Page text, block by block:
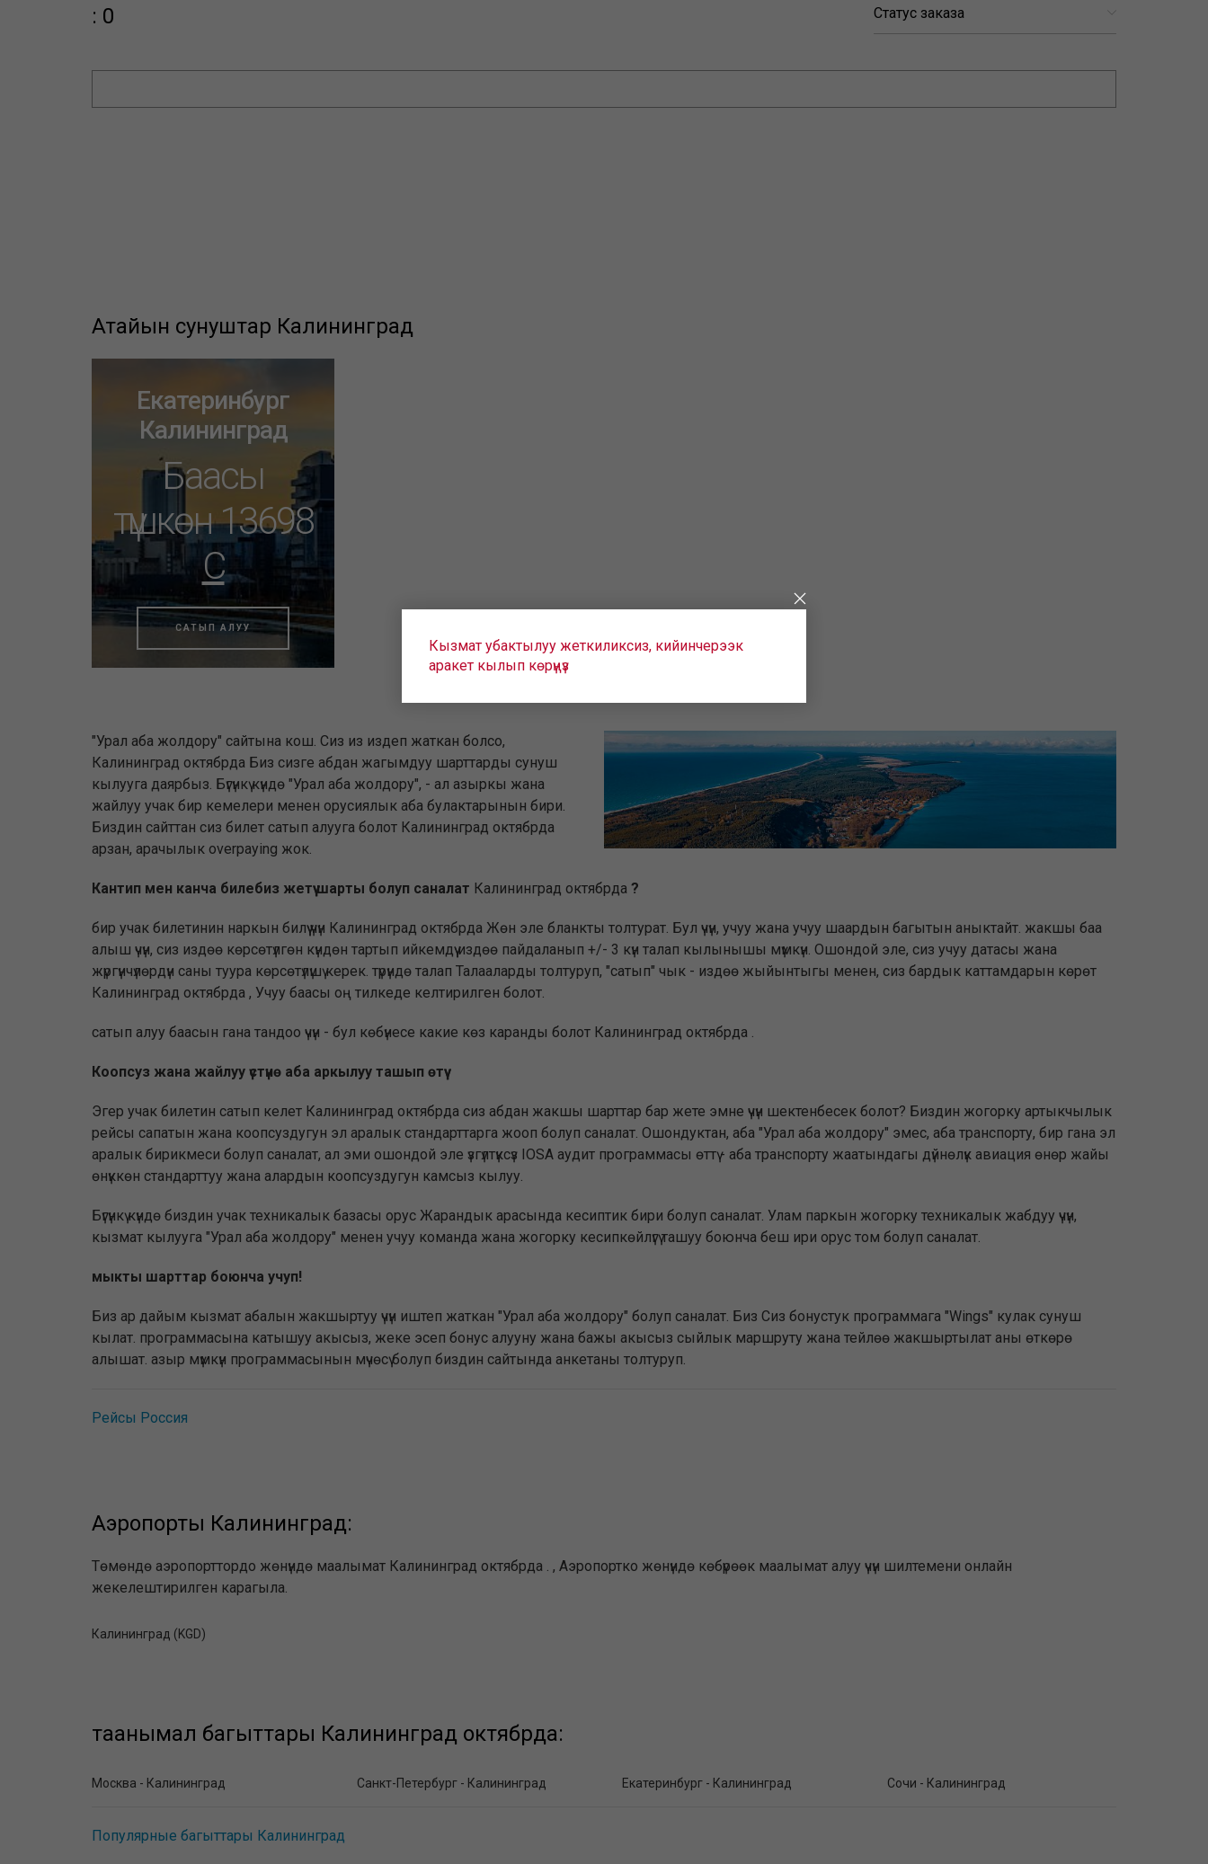
: 0
Атайын сунуштар Калининград
Екатеринбург
Калининград
Баасы
түшкөн 13698
C
САТЫП АЛУУ
"Урал аба жолдору" сайтына кош. Сиз из издеп жаткан болсо,
Калининград октябрда Биз сизге абдан жагымдуу шарттарды сунуш
кылууга даярбыз. Бүгүнкү күндө "Урал аба жолдору", - ал азыркы жана
жайлуу учак бир кемелери менен орусиялык аба булактарынын бири.
Биздин сайттан сиз билет сатып алууга болот Калининград октябрда
арзан, арачылык overpaying жок.
Кантип мен канча билебиз жетүү шарты болуп саналат Калининград октябрда ?
бир учак билетинин наркын билүү үчүн Калининград октябрда Жөн эле бланкты толтурат. Бул үчүн, учуу жана учуу шаардын багытын аныктайт. жакшы баа
алыш үчүн, сиз издөө көрсөтүлгөн күндөн тартып ийкемдүү издөө пайдаланып +/- 3 күн талап кылынышы мүмкүн. Ошондой эле, сиз учуу датасы жана
жүргүнчүлөрдүн саны туура көрсөтүлүшү керек. түрүндө талап Талааларды толтуруп, "сатып" чык - издөө жыйынтыгы менен, сиз бардык каттамдарын көрөт
Калининград октябрда , Учуу баасы оң тилкеде келтирилген болот.
сатып алуу баасын гана тандоо үчүн - бул көбүнесе какие көз каранды болот Калининград октябрда .
Коопсуз жана жайлуу үстүнө аба аркылуу ташып өтүү
Эгер учак билетин сатып келет Калининград октябрда сиз абдан жакшы шарттар бар жете эмне үчүн шектенбесек болот? Биздин жогорку артыкчылык
рейсы сапатын жана коопсуздугун эл аралык стандарттарга жооп болуп саналат. Ошондуктан, аба "Урал аба жолдору" эмес, аба транспорту, бир гана эл
аралык бирикмеси болуп саналат, ал эми ошондой эле үзгүлтүксүз IOSA аудит программасы өттү - аба транспорту жаатындагы дүйнөлүк авиация өнөр жайы
өнүккөн стандарттуу жана алардын коопсуздугун камсыз кылуу.
Бүгүнкү күндө биздин учак техникалык базасы орус Жарандык арасында кесиптик бири болуп саналат. Улам паркын жогорку техникалык жабдуу үчүн,
кызмат кылууга "Урал аба жолдору" менен учуу команда жана жогорку кесипкөйлүгү ташуу боюнча беш ири орус том болуп саналат.
мыкты шарттар боюнча учуп!
Биз ар дайым кызмат абалын жакшыртуу үчүн иштеп жаткан "Урал аба жолдору" болуп саналат. Биз Сиз бонустук программага "Wings" кулак сунуш
кылат. программасына катышуу акысыз, жеке эсеп бонус алууну жана бажы акысыз сыйлык маршруту жана тейлөө жакшыртылат аны өткөрө
алышат. азыр мүмкүн программасынын мүчөсү болуп биздин сайтында анкетаны толтуруп.
Рейсы Россия
Аэропорты Калининград:
Төмөндө аэропорттордо жөнүндө маалымат Калининград октябрда . , Аэропортко жөнүндө көбүрөөк маалымат алуу үчүн шилтемени онлайн
жекелештирилген карагыла.
Калининград (KGD)
таанымал багыттары Калининград октябрда:
Москва - Калининград Санкт-Петербург - Калининград Екатеринбург - Калининград Сочи - Калининград
Популярные багыттары Калининград
Кызмат убактылуу жеткиликсиз, кийинчерээк
аракет кылып көрүңүз